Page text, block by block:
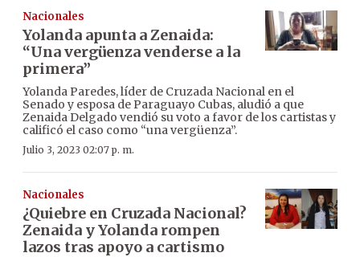
Nacionales
Yolanda apunta a Zenaida:
“Una vergüenza venderse a la
primera”
Yolanda Paredes, líder de Cruzada Nacional en el
Senado y esposa de Paraguayo Cubas, aludió a que
Zenaida Delgado vendió su voto a favor de los cartistas y
calificó el caso como “una vergüenza”.
Julio 3, 2023 02:07 p. m.
Nacionales
¿Quiebre en Cruzada Nacional?
Zenaida y Yolanda rompen
lazos tras apoyo a cartismo